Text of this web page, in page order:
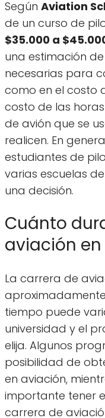
Según Aviation
de un curso de
$35.000 a
una estimación
necesarias para
como en el costo
costo de las
de avión que se
realicen. En
estudiantes de
varias escuelas
una decisión.
Cuánto
aviación
La carrera de
tiempo puede
universidad y el
elija. Algunos
posibilidad de
en aviación,
importante tener
carrera de